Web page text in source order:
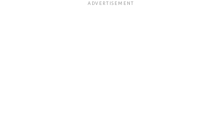
ADVERTISEMENT